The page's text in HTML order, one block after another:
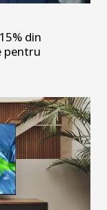
din
pentru